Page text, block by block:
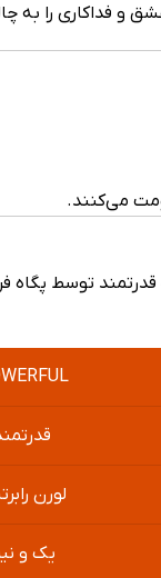
و فداکاری را
قدرتمند توسط
لورن
یک و